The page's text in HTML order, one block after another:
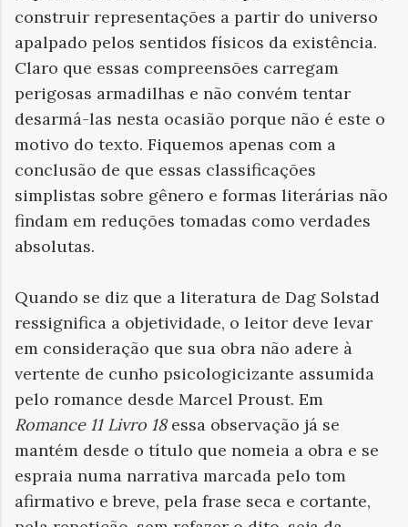
construir representações a partir do universo
apalpado pelos sentidos físicos da existência.
Claro que essas compreensões carregam
perigosas armadilhas e não convém tentar
desarmá-las nesta ocasião porque não é este o
motivo do texto. Fiquemos apenas com a
conclusão de que essas classificações
simplistas sobre gênero e formas literárias não
findam em reduções tomadas como verdades
absolutas.
Quando se diz que a literatura de Dag Solstad
ressignifica a objetividade, o leitor deve levar
em consideração que sua obra não adere à
vertente de cunho psicologicizante assumida
pelo romance desde Marcel Proust. Em
Romance 11 Livro 18essa observação já se
mantém desde o título que nomeia a obra e se
espraia numa narrativa marcada pelo tom
afirmativo e breve, pela frase seca e cortante,